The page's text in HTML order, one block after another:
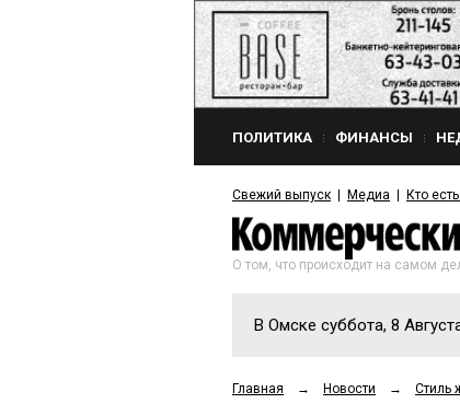
ПОЛИТИКА ФИНАНСЫ
Свежий выпуск Медиа Кто
О том, что происходит на самом
В Омске суббота, 8
Главная → Новости → Стиль